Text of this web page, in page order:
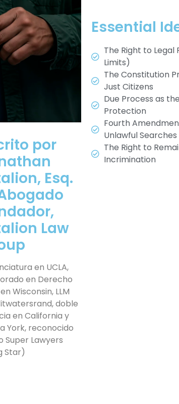
por
Esq.
Law
en UCLA,
en Derecho
Wisconsin, LLM
doble
en California y
York, reconocido
Super Lawyers
Star)
Essential
The Right to
Limits)
The Constitution
Just Citizens
Due Process as
Protection
Fourth
Unlawful Searches
The Right to
Incrimination